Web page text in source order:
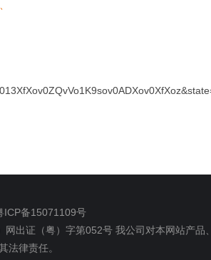
ICP备15071109号
网出证（粤）字第052号 我公司对本网站产品
法律责任。